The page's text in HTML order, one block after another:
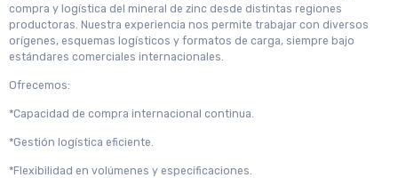
compra y logística del mineral de zinc desde distintas regiones
productoras. Nuestra experiencia nos permite trabajar con diversos
orígenes, esquemas logísticos y formatos de carga, siempre bajo
estándares comerciales internacionales.
Ofrecemos:
*Capacidad de compra internacional continua.
*Gestión logística eficiente.
*Flexibilidad en volúmenes y especificaciones.